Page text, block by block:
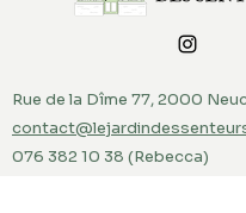
Rue de la Dîme 77, 2000
076 382 10 38 (Rebecca)